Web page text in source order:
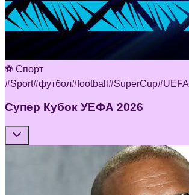
⚽ Спорт
#Sport#футбол#football #SuperCup#UEFA
Супер Кубок УЕФА 2026